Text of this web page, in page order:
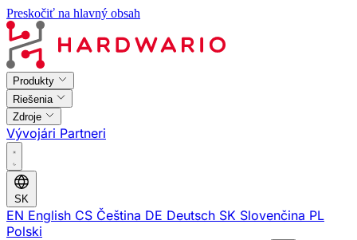
Preskočiť na hlavný obsah
Produkty
Riešenia
Zdroje
Vývojári Partneri
SK
EN English CS Čeština DE Deutsch SK Slovenčina PL
Polski